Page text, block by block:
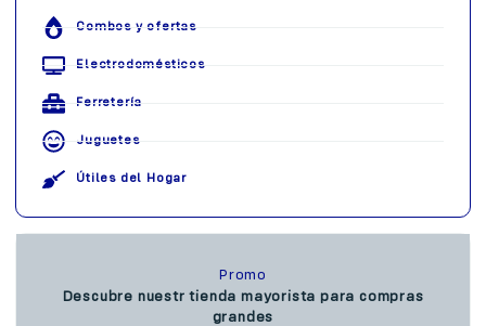
Combos y ofertas
Electrodomésticos
Ferretería
Juguetes
Útiles del Hogar
Promo
Descubre nuestr tienda mayorista para compras
grandes